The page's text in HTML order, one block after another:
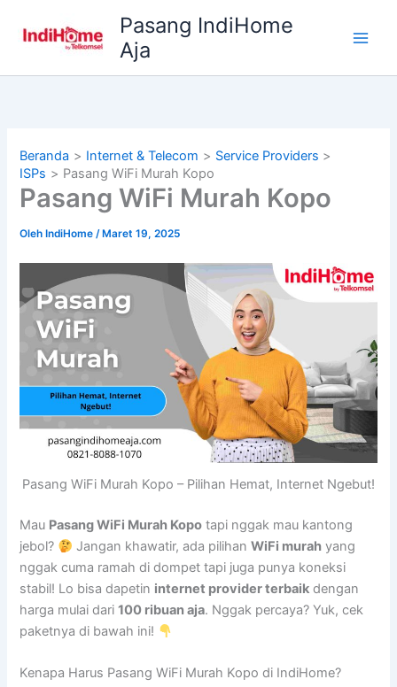
Pasang IndiHome
Aja
Beranda Internet & Telecom
Service Providers
ISPs
Pasang WiFi Murah Kopo
Pasang WiFi Murah Kopo
Oleh IndiHome/ Maret 19, 2025
Pasang WiFi Murah Kopo – Pilihan Hemat, Internet Ngebut!
Mau Pasang WiFi Murah Kopo tapi nggak mau kantong
jebol?
Jangan khawatir, ada pilihanWiFi murah yang
nggak cuma ramah di dompet tapi juga punya koneksi
stabil! Lo bisa dapetin internet provider terbaik dengan
harga mulai dari100 ribuan aja. Nggak percaya? Yuk, cek
paketnya di bawah ini!
Kenapa Harus Pasang WiFi Murah Kopo di IndiHome?